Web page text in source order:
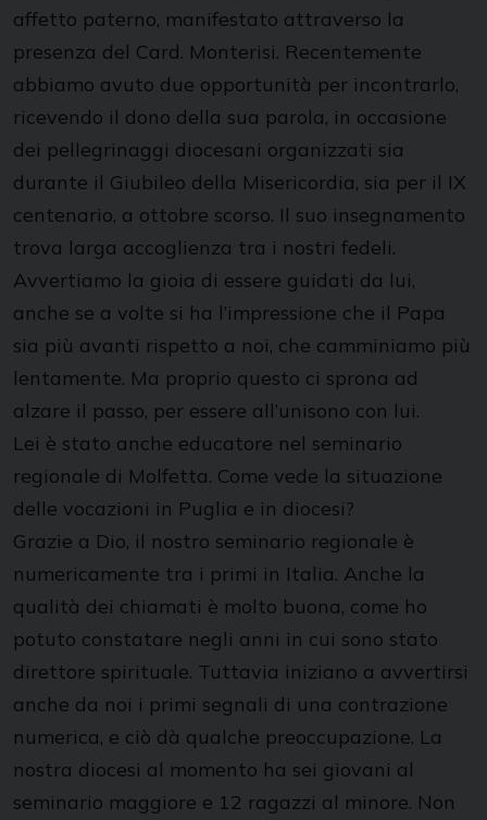
affetto paterno, manifestato attraverso la
presenza del Card. Monterisi. Recentemente
abbiamo avuto due opportunità per incontrarlo,
ricevendo il dono della sua parola, in occasione
dei pellegrinaggi diocesani organizzati sia
durante il Giubileo della Misericordia, sia per il IX
centenario, a ottobre scorso. Il suo insegnamento
trova larga accoglienza tra i nostri fedeli.
Avvertiamo la gioia di essere guidati da lui,
anche se a volte si ha l’impressione che il Papa
sia più avanti rispetto a noi, che camminiamo più
lentamente. Ma proprio questo ci sprona ad
alzare il passo, per essere all’unisono con lui.
Lei è stato anche educatore nel seminario
regionale di Molfetta. Come vede la situazione
delle vocazioni in Puglia e in diocesi?
Grazie a Dio, il nostro seminario regionale è
numericamente tra i primi in Italia. Anche la
qualità dei chiamati è molto buona, come ho
potuto constatare negli anni in cui sono stato
direttore spirituale. Tuttavia iniziano a avvertirsi
anche da noi i primi segnali di una contrazione
numerica, e ciò dà qualche preoccupazione. La
nostra diocesi al momento ha sei giovani al
seminario maggiore e 12 ragazzi al minore. Non